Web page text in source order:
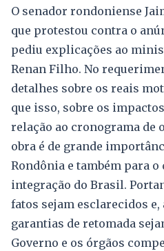
O senador rondoniense
que protestou contra o
pediu explicações ao
Renan Filho. No
detalhes sobre os reais
que isso, sobre os
relação ao cronograma de
obra é de grande
Rondônia e também para
integração do Brasil.
fatos sejam esclarecidos e,
garantias de retomada
Governo e os órgãos